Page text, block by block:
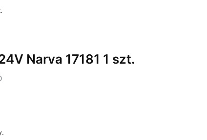
Narva 17181 1 szt.